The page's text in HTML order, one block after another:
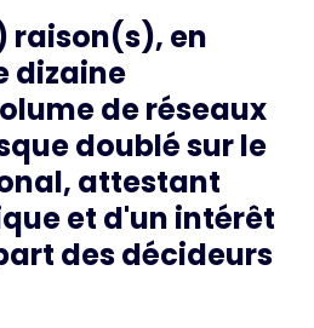
raison(s), en
dizaine
de réseaux
doublé sur le
attestant
et d'un intérêt
des décideurs